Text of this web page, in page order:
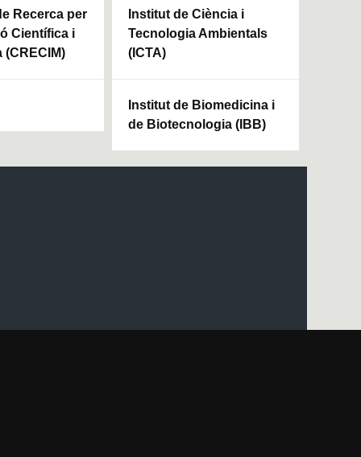
Recerca per
Científica i
(CRECIM)
Institut de Ciència i
Tecnologia Ambientals
(ICTA)
Institut de Biomedicina i
de Biotecnologia (IBB)